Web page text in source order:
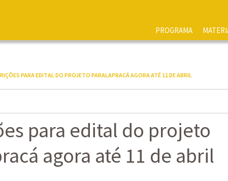
PROGRAMA
PARA EDITAL DO PROJETO PARALAPRACÁ AGORA ATÉ 11 DE ABRIL
para edital do projeto
agora até 11 de abril